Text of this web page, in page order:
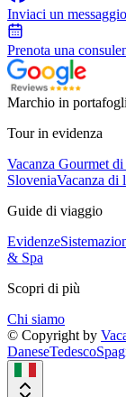
Inviaci un messaggio
Prenota una
Marchio in
Tour in evidenza
Vacanza Gourmet
SloveniaVacanza di
Guide di viaggio
Evidenze
& Spa
Scopri di più
Chi siamo
© Copyright by
DaneseTedesco